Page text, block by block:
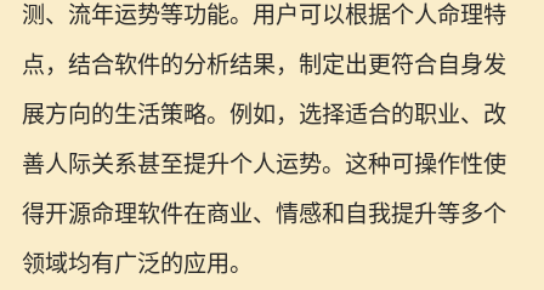
测、流年运势等功能。用户可以根据个人命理特
点，结合软件的分析结果，制定出更符合自身发
展方向的生活策略。例如，选择适合的职业、改
善人际关系甚至提升个人运势。这种可操作性使
得开源命理软件在商业、情感和自我提升等多个
领域均有广泛的应用。